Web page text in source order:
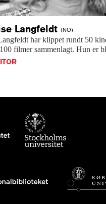
Langfeldt (NO)
har klippet rundt 50
100 filmer sammenlagt. Hun er